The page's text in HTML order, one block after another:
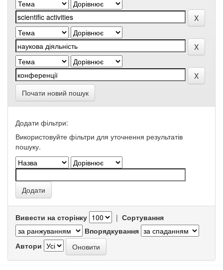
Почати новий пошук
Додати фільтри:
Використовуйте фільтри для уточнення результатів
пошуку.
Вивести на сторінку | Сортування
Впорядкування
Автори